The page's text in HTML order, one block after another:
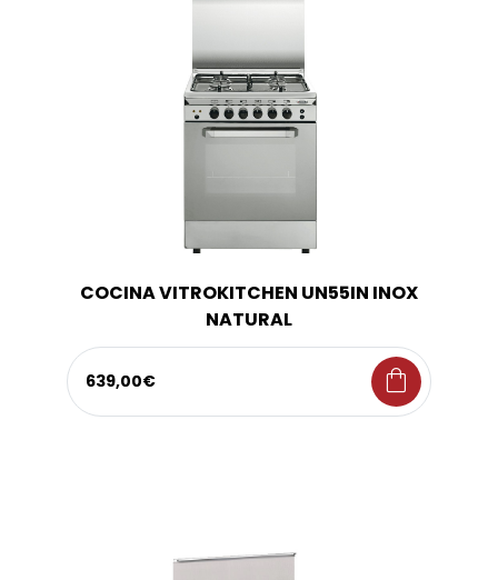
COCINA VITROKITCHEN UN55IN INOX
NATURAL
639,00€ shopping_bag